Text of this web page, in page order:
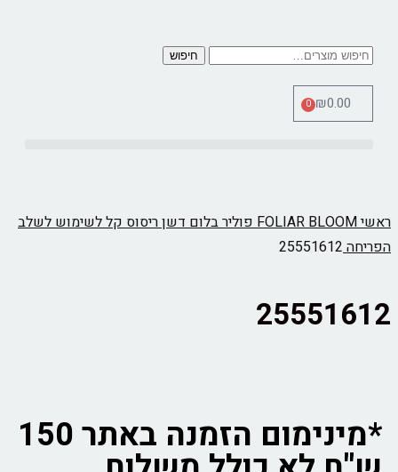
חיפוש
₪0.00
0
ראשי
FOLIAR BLOOM פוליר בלום דשן ריסוס קל לשימוש לשלב
הפריחה 25551612
25551612
*מינימום הזמנה באתר 150